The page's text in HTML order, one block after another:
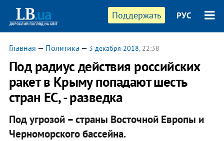
Поддержать РУС
Главная — Политика — 3 декабря 2018, 22:38
Под радиус действия российских
ракет в Крыму попадают шесть
стран ЕС, - разведка
Под угрозой – страны Восточной Европы и
Черноморского бассейна.